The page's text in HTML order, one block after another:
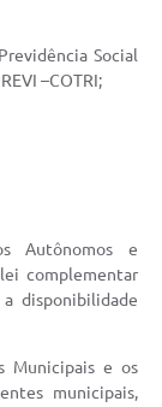
Social
–COTRI;
Autônomos e
complementar
disponibilidade
Municipais e os
municipais,